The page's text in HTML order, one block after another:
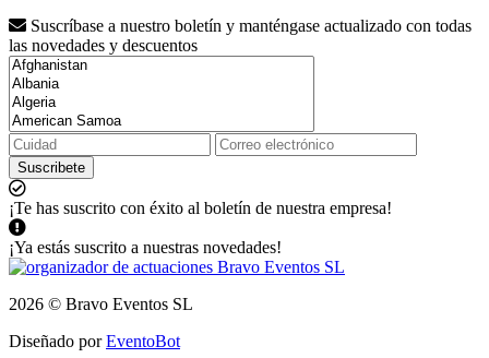
Suscríbase a nuestro boletín y manténgase actualizado con todas
las novedades y descuentos
Suscribete
¡Te has suscrito con éxito al boletín de nuestra empresa!
¡Ya estás suscrito a nuestras novedades!
2026 © Bravo Eventos SL
Diseñado porEventoBot